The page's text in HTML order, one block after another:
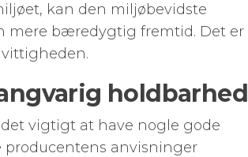
kan den miljøbevidste
mere bæredygtig fremtid. Det er
holdbarhed
vigtigt at have nogle gode
producentens anvisninger